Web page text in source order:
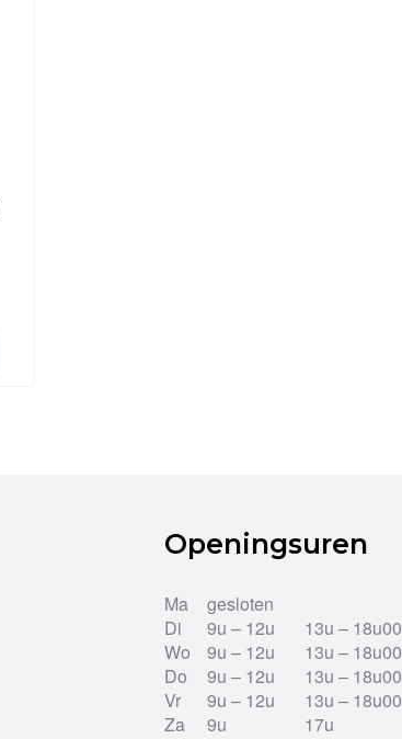
Openingsuren
Ma
gesloten
Di
9u – 12u
13u – 18u00
Wo
9u – 12u
13u – 18u00
Do
9u – 12u
13u – 18u00
Vr
9u – 12u
13u – 18u00
Za
9u
17u